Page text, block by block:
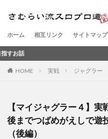
ホーム 相互リンク サイトマップ
HOME 実戦 ジャグラー
【マイジャグラー４】
後までつばめがえしで遊
（後編）